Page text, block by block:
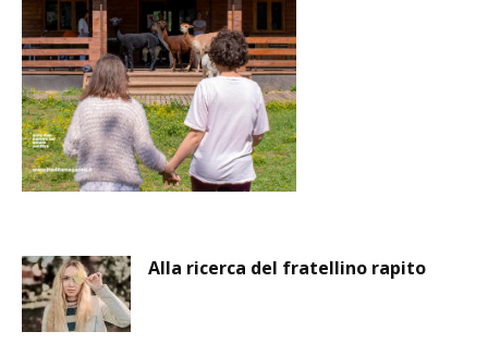
Alla ricerca del fratellino rapito